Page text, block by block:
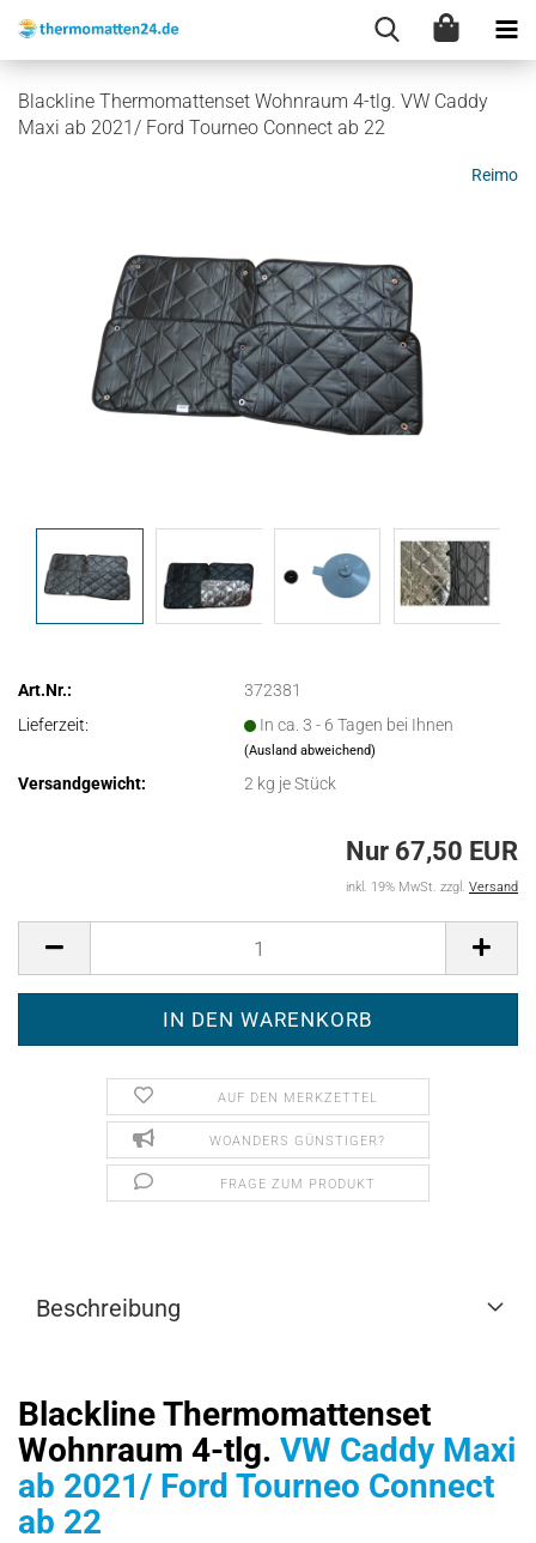
Blackline Thermomattenset Wohnraum 4-tlg. VW Caddy
Maxi ab 2021/ Ford Tourneo Connect ab 22
Reimo
Art.Nr.:
372381
Lieferzeit:
In ca. 3 - 6 Tagen bei Ihnen
(Ausland abweichend)
Versandgewicht: 2 kg je Stück
Nur 67,50 EUR
inkl. 19% MwSt. zzgl. Versand
AUF DEN MERKZETTEL
WOANDERS GÜNSTIGER?
FRAGE ZUM PRODUKT
Beschreibung
Blackline Thermomattenset
Wohnraum 4-tlg. VW Caddy Maxi
ab 2021/ Ford Tourneo Connect
ab 22